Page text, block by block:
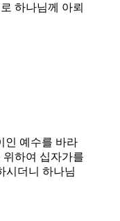
하나님께 아뢰
인 예수를 바라
하여 십자가를
시더니 하나님